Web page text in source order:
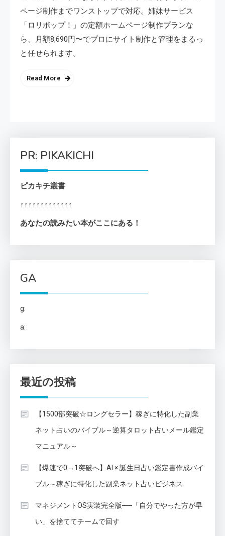
ページ制作までワンストップで対応。姉妹サービス
「ロリポップ！」の定額ホームページ制作プランな
ら、月額8,690円〜でプロにサイト制作と管理をまるっ
と任せられます。
Read More
PR: PIKAKICHI
ピカキチ叢書
↑↑↑↑↑↑↑↑↑↑↑↑↑
あなたの読みたい本がここにある！
GA
g:
a:
最近の投稿
【1500部突破☆ロングセラー】稼ぎに特化した副業
ネット占いのバイブル～逆算タロット占いメール鑑定
マニュアル～
【爆速で0→1突破へ】AI × 誕生日占い鑑定書作成バイ
ブル～稼ぎに特化した副業ネット占いビジネス
マネジメントOS実装完全版──「自分でやった方が早
い」を捨ててチームで回す